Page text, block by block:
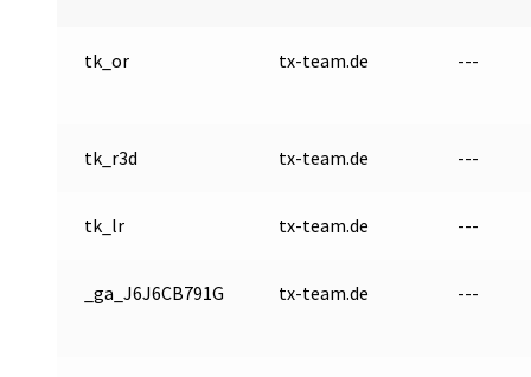
tk_or tx-team.de ---
tk_r3d tx-team.de ---
tk_lr tx-team.de ---
_ga_J6J6CB791G tx-team.de ---